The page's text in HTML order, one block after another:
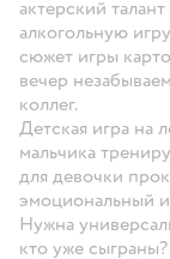
актерский
алкогольную
сюжет игры
вечер
коллег.
Детская игра на
мальчика
для девочки
эмоциональный
Нужна
кто уже